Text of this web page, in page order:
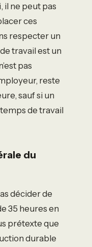
il ne peut pas
ces
respecter un
travail est un
pas
reste
sauf si un
de travail
du
décider de
35 heures en
prétexte que
durable